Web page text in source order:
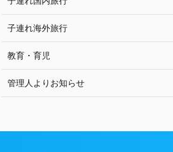
子連れ海外旅行
教育・育児
管理人よりお知らせ